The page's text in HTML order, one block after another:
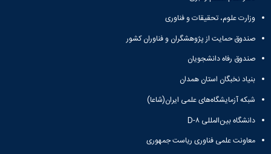
مصالح
مواد
آزمایشگاه
باستان
شناسی
هوش
ربات
بینایی
کارگروه
اخلاق
پژوهش
کرسی
پردازی
دانشگاه
اعضای
هیات
علمی
سایر
آیین
نامه
ها
وزارت علوم، تحقیقات و فناوری
صندوق حمایت از پژوهشگران و فناوران کشور
صندوق رفاه دانشجویان
بنیاد نخبگان استان همدان
شبکه آزمایشگاه‌های علمی ایران(شاعا)
دانشگاه بین‌المللی D-۸
معاونت علمی فناوری ریاست جمهوری